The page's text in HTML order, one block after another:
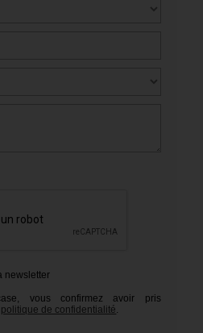
newsletter
vous confirmez avoir pris
politique de confidentialité.